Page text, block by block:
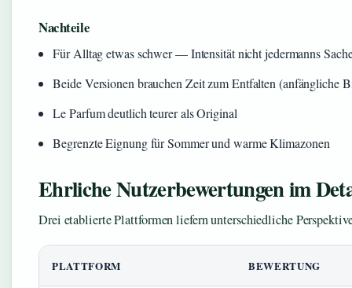
Nachteile
Für Alltag etwas schwer — Intensität nicht jedermanns
Beide Versionen brauchen Zeit zum Entfalten (anfängliche
Le Parfum deutlich teurer als Original
Begrenzte Eignung für Sommer und warme Klimazonen
Ehrliche Nutzerbewertungen im
Drei etablierte Plattformen liefern unterschiedliche
PLATTFORM BEWERTUNG